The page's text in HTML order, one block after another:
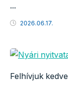
...
2026.06.17.
Felhívjuk